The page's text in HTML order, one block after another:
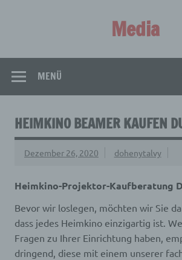
Media
MENÜ
HEIMKINO BEAMER KAUFEN
Dezember 26, 2020 dohenytalvy
Heimkino-Projektor-Kaufberatung
Bevor wir loslegen, möchten wir Sie
dass jedes Heimkino einzigartig ist.
Fragen zu Ihrer Einrichtung haben,
dringend, diese mit einem unserer